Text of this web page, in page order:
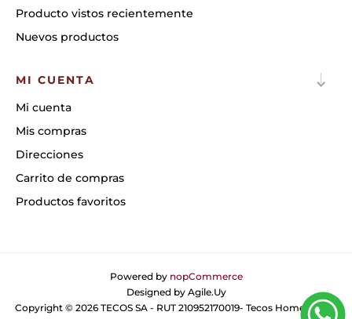
Producto vistos recientemente
Nuevos productos
MI CUENTA
Mi cuenta
Mis compras
Direcciones
Carrito de compras
Productos favoritos
Powered by nopCommerce
Designed by Agile.Uy
Copyright © 2026 TECOS SA - RUT 210952170019- Tecos Home. Todos